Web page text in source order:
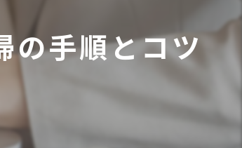
の手順とコツ